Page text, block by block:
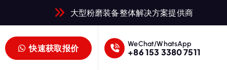
大型粉磨装备整体解决方案提供商
快速获取报价 WeChat/WhatsApp
+86 153 3380 7511